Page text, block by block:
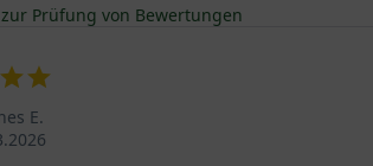
Prüfung von Bewertungen
E.